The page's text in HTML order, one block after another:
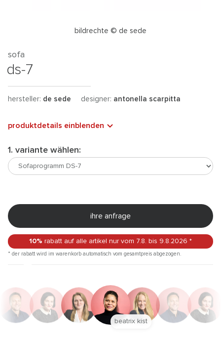
bildrechte © de sede
sofa
ds-7
hersteller: de sede designer: antonella scarpitta
produktdetails einblenden
1. variante wählen:
ihre anfrage
10% rabatt auf alle artikel nur vom 7.8. bis 9.8.2026 *
* der rabatt wird im warenkorb automatisch vom gesamtpreis abgezogen.
beatrix kist